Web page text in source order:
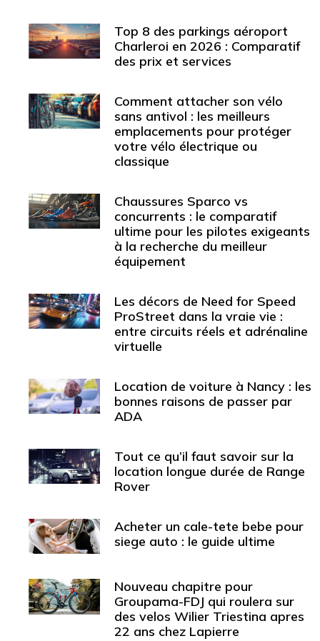
Top 8 des parkings aéroport
Charleroi en 2026 : Comparatif
des prix et services
Comment attacher son vélo
sans antivol : les meilleurs
emplacements pour protéger
votre vélo électrique ou
classique
Chaussures Sparco vs
concurrents : le comparatif
ultime pour les pilotes exigeants
à la recherche du meilleur
équipement
Les décors de Need for Speed
ProStreet dans la vraie vie :
entre circuits réels et adrénaline
virtuelle
Location de voiture à Nancy : les
bonnes raisons de passer par
ADA
Tout ce qu’il faut savoir sur la
location longue durée de Range
Rover
Acheter un cale-tete bebe pour
siege auto : le guide ultime
Nouveau chapitre pour
Groupama-FDJ qui roulera sur
des velos Wilier Triestina apres
22 ans chez Lapierre